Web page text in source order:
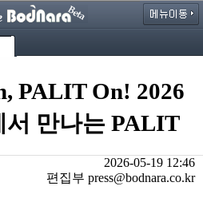
PALIT On! 2026
서 만나는 PALIT
2026-05-19 12:46
편집부 press@bodnara.co.kr